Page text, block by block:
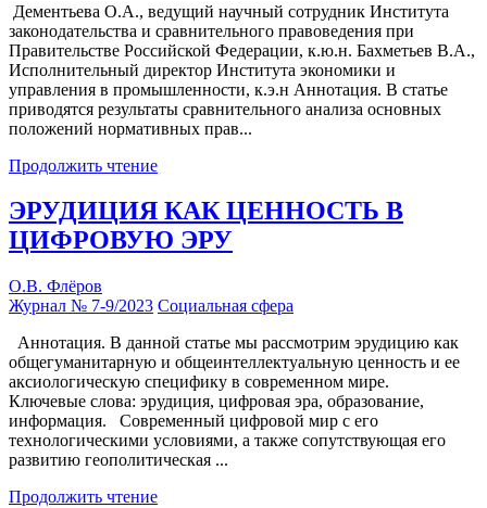
Дементьева О.А., ведущий научный сотрудник Института
законодательства и сравнительного правоведения при
Правительстве Российской Федерации, к.ю.н. Бахметьев В.А.,
Исполнительный директор Института экономики и
управления в промышленности, к.э.н Аннотация. В статье
приводятся результаты сравнительного анализа основных
положений нормативных прав...
Продолжить чтение
ЭРУДИЦИЯ КАК ЦЕННОСТЬ В
ЦИФРОВУЮ ЭРУ
О.В. Флёров
Журнал № 7-9/2023 Социальная сфера
Аннотация. В данной статье мы рассмотрим эрудицию как
общегуманитарную и общеинтеллектуальную ценность и ее
аксиологическую специфику в современном мире.
Ключевые слова: эрудиция, цифровая эра, образование,
информация. Современный цифровой мир с его
технологическими условиями, а также сопутствующая его
развитию геополитическая ...
Продолжить чтение